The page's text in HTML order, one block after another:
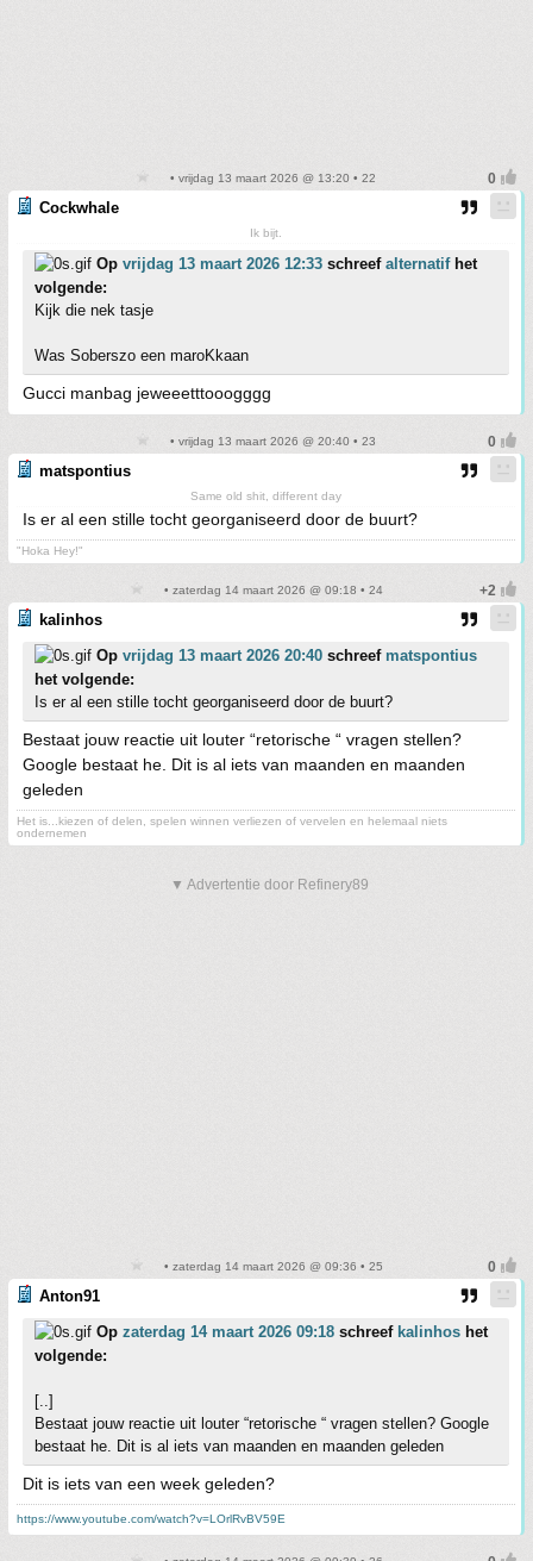
• vrijdag 13 maart 2026 @ 13:20 • 22
Cockwhale
Ik bijt.
Op vrijdag 13 maart 2026 12:33 schreef alternatifhet
volgende:
Kijk die nek tasje
Was Soberszo een maroKkaan
Gucci manbag jeweeetttooogggg
• vrijdag 13 maart 2026 @ 20:40 • 23
matspontius
Same old shit, different day
Is er al een stille tocht georganiseerd door de buurt?
"Hoka Hey!"
• zaterdag 14 maart 2026 @ 09:18 • 24
kalinhos
Op vrijdag 13 maart 2026 20:40 schreef matspontius
het volgende:
Is er al een stille tocht georganiseerd door de buurt?
Bestaat jouw reactie uit louter “retorische “ vragen stellen?
Google bestaat he. Dit is al iets van maanden en maanden
geleden
Het is...kiezen of delen, spelen winnen verliezen of vervelen en helemaal niets
ondernemen
▼ Advertentie door Refinery89
• zaterdag 14 maart 2026 @ 09:36 • 25
Anton91
Op zaterdag 14 maart 2026 09:18 schreef kalinhos het
volgende:
[..]
Bestaat jouw reactie uit louter “retorische “ vragen stellen? Google
bestaat he. Dit is al iets van maanden en maanden geleden
Dit is iets van een week geleden?
https://www.youtube.com/watch?v=LOrlRvBV59E